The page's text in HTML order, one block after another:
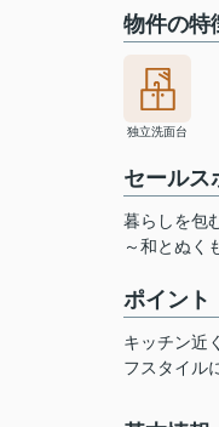
物件の特
独立洗面台
セールス
暮らしを包
～和とぬく
ポイント
キッチン近
フスタイル